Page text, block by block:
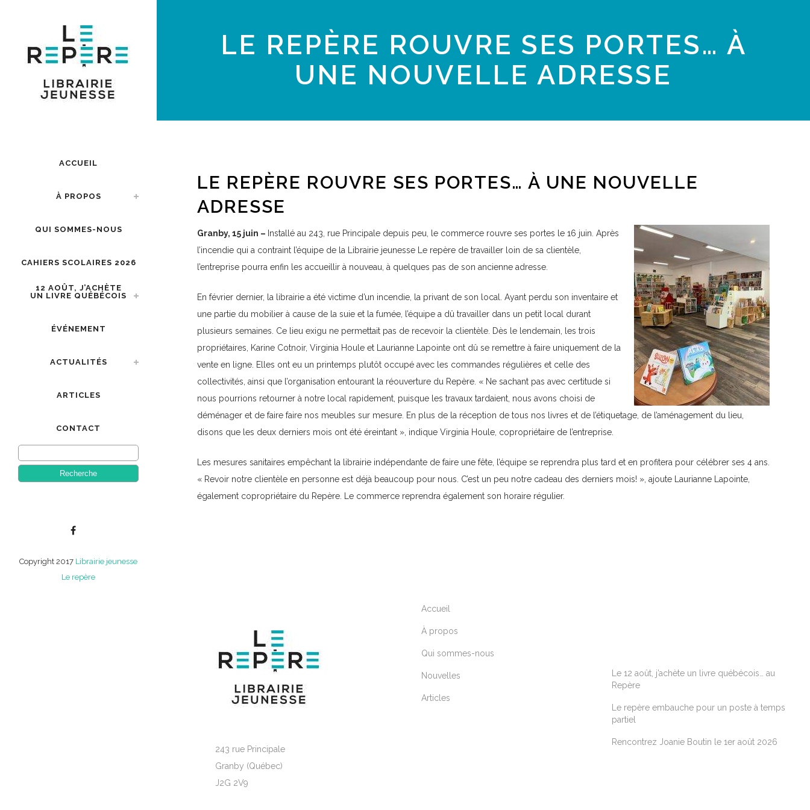
ACCUEIL
À PROPOS
QUI SOMMES-NOUS
CAHIERS SCOLAIRES 2026
12 AOÛT, J’ACHÈTE
UN LIVRE QUÉBÉCOIS
ÉVÉNEMENT
ACTUALITÉS
ARTICLES
CONTACT
Copyright 2017 Librairie jeunesse
Le repère
LE REPÈRE ROUVRE SES PORTES… À
UNE NOUVELLE ADRESSE
LE REPÈRE ROUVRE SES PORTES… À UNE NOUVELLE
ADRESSE
Granby, 15 juin – Installé au 243, rue Principale depuis peu, le commerce rouvre ses portes le 16 juin. Après
l’incendie qui a contraint l’équipe de la Librairie jeunesse Le repère de travailler loin de sa clientèle,
l’entreprise pourra enfin les accueillir à nouveau, à quelques pas de son ancienne adresse.
En février dernier, la librairie a été victime d’un incendie, la privant de son local. Ayant perdu son inventaire et
une partie du mobilier à cause de la suie et la fumée, l’équipe a dû travailler dans un petit local durant
plusieurs semaines. Ce lieu exigu ne permettait pas de recevoir la clientèle. Dès le lendemain, les trois
propriétaires, Karine Cotnoir, Virginia Houle et Laurianne Lapointe ont dû se remettre à faire uniquement de la
vente en ligne. Elles ont eu un printemps plutôt occupé avec les commandes régulières et celle des
collectivités, ainsi que l’organisation entourant la réouverture du Repère. « Ne sachant pas avec certitude si
nous pourrions retourner à notre local rapidement, puisque les travaux tardaient, nous avons choisi de
déménager et de faire faire nos meubles sur mesure. En plus de la réception de tous nos livres et de l’étiquetage, de l’aménagement du lieu,
disons que les deux derniers mois ont été éreintant », indique Virginia Houle, copropriétaire de l’entreprise.
Les mesures sanitaires empêchant la librairie indépendante de faire une fête, l’équipe se reprendra plus tard et en profitera pour célébrer ses 4 ans.
« Revoir notre clientèle en personne est déjà beaucoup pour nous. C’est un peu notre cadeau des derniers mois! », ajoute Laurianne Lapointe,
également copropriétaire du Repère. Le commerce reprendra également son horaire régulier.
243 rue Principale
Granby (Québec)
J2G 2V9
Accueil
À propos
Qui sommes-nous
Nouvelles
Articles
Le 12 août, j’achète un livre québécois… au
Repère
Le repère embauche pour un poste à temps
partiel
Rencontrez Joanie Boutin le 1er août 2026